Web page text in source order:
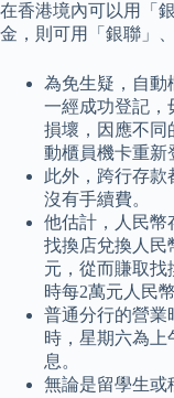
在香港境內可以用「
金，則可用「銀聯」
為免生疑，自動
一經成功登記，
損壞，因應不同
動櫃員機卡重新
此外，跨行存款
沒有手續費。
他估計，人民幣
找換店兌換人民
元，從而賺取找
時每2萬元人民
普通分行的營業
時，星期六為上
息。
無論是留學生或